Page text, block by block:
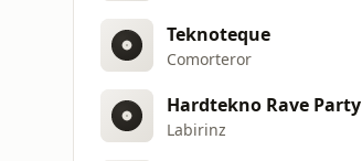
Teknoteque
Comorteror
Hardtekno Rave Party
Labirinz